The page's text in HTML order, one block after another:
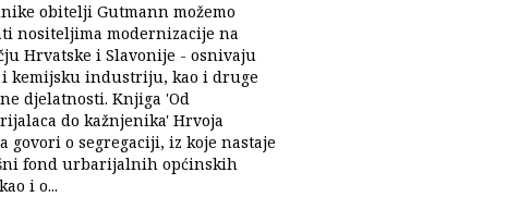
obitelji Gutmann možemo
nositeljima modernizacije na
Hrvatske i Slavonije - osnivaju
kemijsku industriju, kao i druge
djelatnosti. Knjiga 'Od
do kažnjenika' Hrvoja
govori o segregaciji, iz koje nastaje
fond urbarijalnih općinskih
i o...